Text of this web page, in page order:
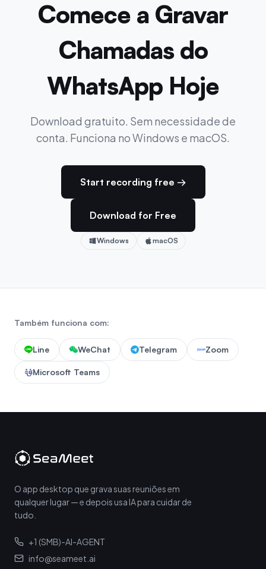
Comece a Gravar
Chamadas do
WhatsApp Hoje
Download gratuito. Sem necessidade de
conta. Funciona no Windows e macOS.
Start recording free →
Download for Free
Windows macOS
Também funciona com:
Line WeChat Telegram Zoom
Microsoft Teams
O app desktop que grava suas reuniões em
qualquer lugar — e depois usa IA para cuidar de
tudo.
+1 (SMB)-AI-AGENT
info@seameet.ai